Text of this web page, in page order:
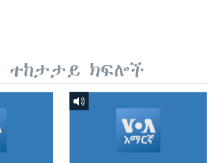
ተከታታይ ክፍሎች